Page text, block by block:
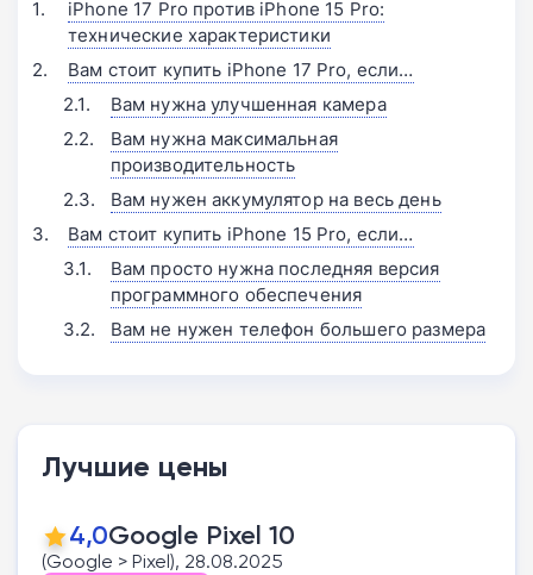
iPhone 17 Pro против iPhone 15 Pro:
технические характеристики
Вам стоит купить iPhone 17 Pro, если…
Вам нужна улучшенная камера
Вам нужна максимальная
производительность
Вам нужен аккумулятор на весь день
Вам стоит купить iPhone 15 Pro, если…
Вам просто нужна последняя версия
программного обеспечения
Вам не нужен телефон большего размера
Лучшие цены
4,0Google Pixel 10
(Google > Pixel), 28.08.2025